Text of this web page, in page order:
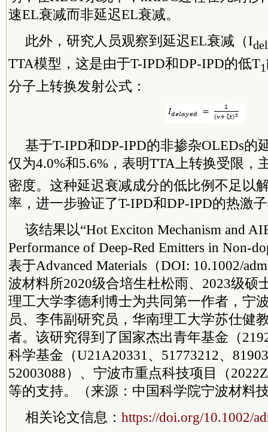
速EL衰减而非延迟EL衰减。
此外，研究人员观察到延迟EL衰减（I
TTA模型，这是由于T-IPD和DP-IPD的低T1
分子上转换发射公式：
基于T-IPD和DP-IPD的非掺杂OLEDs的
仅为4.0%和5.6%，表明TTA上转换受限，
密度。这种延迟衰减成分的低比例不足以
率，进一步验证了T-IPD和DP-IPD的热激
该结果以“Hot Exciton Mechanism and
Performance of Deep-Red Emitters in Non-
表于Advanced Materials（DOI: 10.1002/
波材料所2020级合培生杜松雨、2023级硕
理工大学李德利博士为共同第一作者，宁
员、李伟副研究员，华南理工大学苏仕健
者。该研究得到了国家杰出青年基金（
科学基金（U21A20331、51773212、
52003088）、宁波市重点科技项目（
等的支持。（来源：中国科学院宁波材料
相关论文信息： https://doi.org/10.1002/